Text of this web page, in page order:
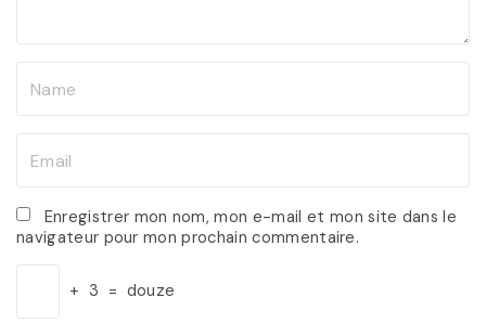
*
a
i
Enregistrer mon nom, mon e-mail et mon site dans le
navigateur pour mon prochain commentaire.
+ 3 = douze